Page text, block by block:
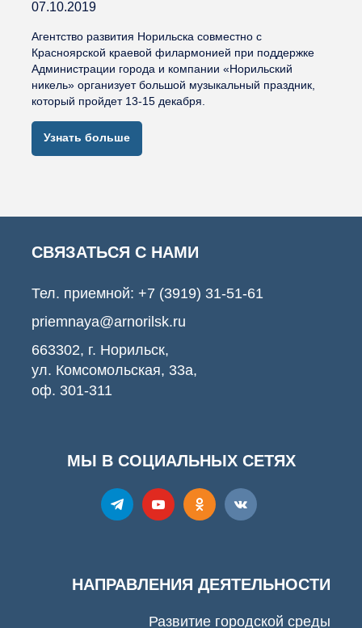
07.10.2019
Агентство развития Норильска совместно с
Красноярской краевой филармонией при поддержке
Администрации города и компании «Норильский
никель» организует большой музыкальный праздник,
который пройдет 13-15 декабря.
Узнать больше
СВЯЗАТЬСЯ С НАМИ
Тел. приемной: +7 (3919) 31-51-61
priemnaya@arnorilsk.ru
663302, г. Норильск,
ул. Комсомольская, 33а,
оф. 301-311
МЫ В СОЦИАЛЬНЫХ СЕТЯХ
НАПРАВЛЕНИЯ ДЕЯТЕЛЬНОСТИ
Развитие городской среды